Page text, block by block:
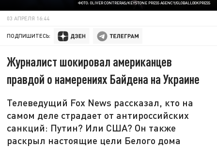
ФОТО: OLIVER CONTRERAS/KEYSTONE PRESS AGENCY/GLOBALLOOKPRESS
03 АПРЕЛЯ 16:44
ПОДПИШИТЕСЬ:
Журналист шокировал американцев
правдой о намерениях Байдена на Украине
Телеведущий Fox News рассказал, кто на
самом деле страдает от антироссийских
санкций: Путин? Или США? Он также
раскрыл настоящие цели Белого дома